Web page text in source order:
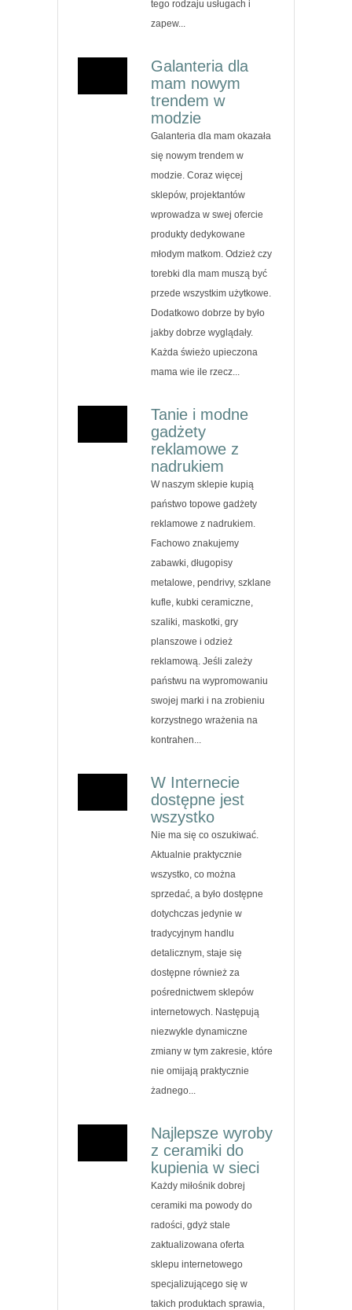
tego rodzaju usługach i
zapew...
Galanteria dla
mam nowym
trendem w
modzie
Galanteria dla mam okazała
się nowym trendem w
modzie. Coraz więcej
sklepów, projektantów
wprowadza w swej ofercie
produkty dedykowane
młodym matkom. Odzież czy
torebki dla mam muszą być
przede wszystkim użytkowe.
Dodatkowo dobrze by było
jakby dobrze wyglądały.
Każda świeżo upieczona
mama wie ile rzecz...
Tanie i modne
gadżety
reklamowe z
nadrukiem
W naszym sklepie kupią
państwo topowe gadżety
reklamowe z nadrukiem.
Fachowo znakujemy
zabawki, długopisy
metalowe, pendrivy, szklane
kufle, kubki ceramiczne,
szaliki, maskotki, gry
planszowe i odzież
reklamową. Jeśli zależy
państwu na wypromowaniu
swojej marki i na zrobieniu
korzystnego wrażenia na
kontrahen...
W Internecie
dostępne jest
wszystko
Nie ma się co oszukiwać.
Aktualnie praktycznie
wszystko, co można
sprzedać, a było dostępne
dotychczas jedynie w
tradycyjnym handlu
detalicznym, staje się
dostępne również za
pośrednictwem sklepów
internetowych. Następują
niezwykle dynamiczne
zmiany w tym zakresie, które
nie omijają praktycznie
żadnego...
Najlepsze wyroby
z ceramiki do
kupienia w sieci
Każdy miłośnik dobrej
ceramiki ma powody do
radości, gdyż stale
zaktualizowana oferta
sklepu internetowego
specjalizującego się w
takich produktach sprawia,